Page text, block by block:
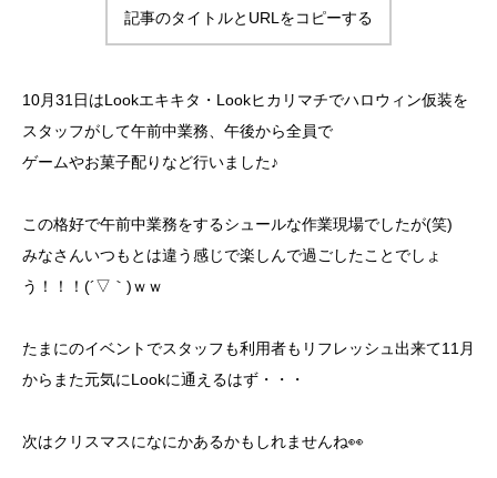
記事のタイトルとURLをコピーする
10月31日はLookエキキタ・Lookヒカリマチでハロウィン仮装を
スタッフがして午前中業務、午後から全員で
ゲームやお菓子配りなど行いました♪
この格好で午前中業務をするシュールな作業現場でしたが(笑)
みなさんいつもとは違う感じで楽しんで過ごしたことでしょ
う！！！(´▽｀)ｗｗ
たまにのイベントでスタッフも利用者もリフレッシュ出来て11月
からまた元気にLookに通えるはず・・・
次はクリスマスになにかあるかもしれませんね👀